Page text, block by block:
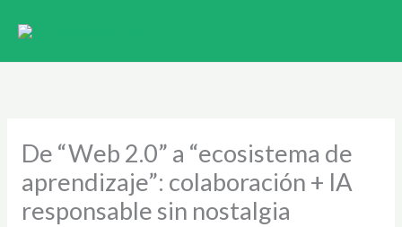
De “Web 2.0” a “ecosistema de
aprendizaje”: colaboración + IA
responsable sin nostalgia